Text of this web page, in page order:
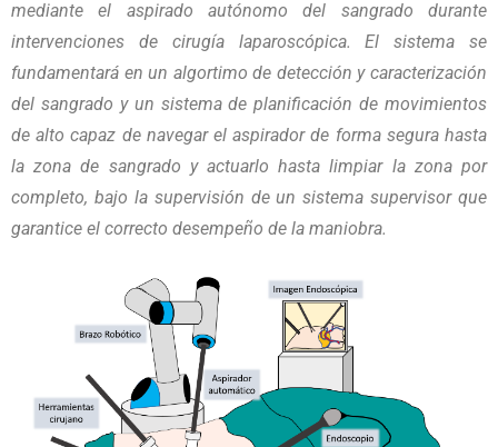
mediante el aspirado autónomo del sangrado durante
intervenciones de cirugía laparoscópica. El sistema se
fundamentará en un algortimo de detección y caracterización
del sangrado y un sistema de planificación de movimientos
de alto capaz de navegar el aspirador de forma segura hasta
la zona de sangrado y actuarlo hasta limpiar la zona por
completo, bajo la supervisión de un sistema supervisor que
garantice el correcto desempeño de la maniobra.